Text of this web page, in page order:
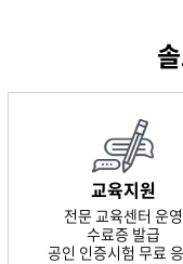
교육지원
전문 교육센터 운영
수료증 발급
공인 인증시험 무료